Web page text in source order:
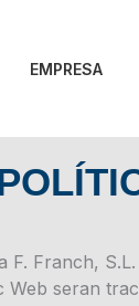
EMPRESA
Franch,
seran